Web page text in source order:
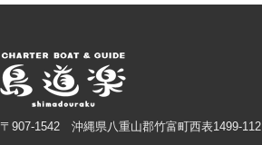
〒907-1542 沖縄県八重山郡竹富町西表1499-112